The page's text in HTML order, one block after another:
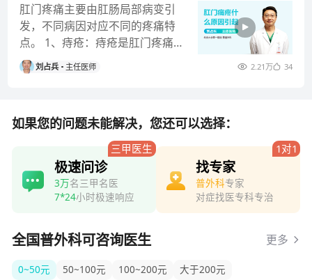
肛门疼痛主要由肛肠局部病变引
发，不同病因对应不同的疼痛特
点。 1、痔疮：痔疮是肛门疼痛
常见诱因，多因久坐、便秘、饮
食不健
刘占兵 主任医师 2.21万 34
如果您的问题未能解决，您还可以选择：
三甲医生
极速问诊
3万名三甲名医
7*24小时极速响应
1对1
找专家
普外科专家
对症找医专科专治
全国普外科可咨询医生 更多
0~50元 50~100元 100~200元 大于200元